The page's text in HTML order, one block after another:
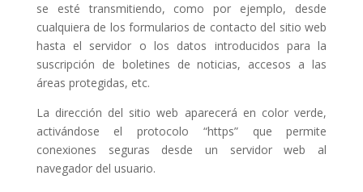
se esté transmitiendo, como por ejemplo, desde
cualquiera de los formularios de contacto del sitio web
hasta el servidor o los datos introducidos para la
suscripción de boletines de noticias, accesos a las
áreas protegidas, etc.
La dirección del sitio web aparecerá en color verde,
activándose el protocolo “https” que permite
conexiones seguras desde un servidor web al
navegador del usuario.